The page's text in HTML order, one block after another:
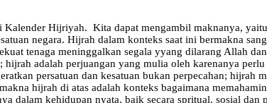
Hijriyah. Kita dapat mengambil maknanya,
negara. Hijrah dalam konteks saat ini bermakna
tenaga meninggalkan segala yyang dilarang Allah
adalah perjuangan yang mulia oleh karenanya
persatuan dan kesatuan bukan perpecahan; hijrah
hijrah di atas adalah konteks bagaimana
dalam kehidupan nyata, baik secara spritual, sosial